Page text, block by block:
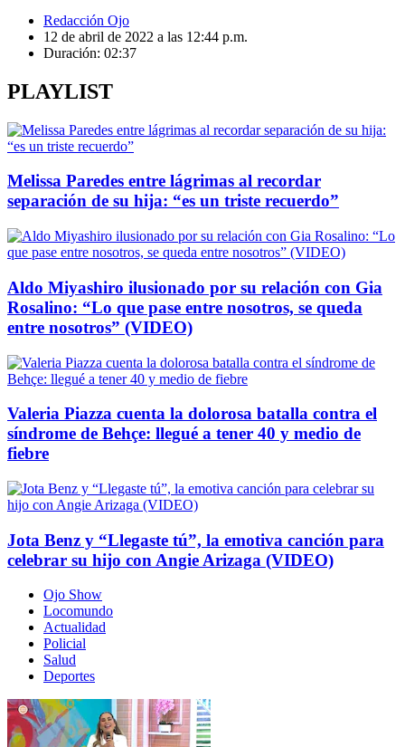
Redacción Ojo
12 de abril de 2022 a las 12:44 p.m.
Duración: 02:37
PLAYLIST
Melissa Paredes entre lágrimas al recordar
separación de su hija: “es un triste recuerdo”
Aldo Miyashiro ilusionado por su relación con Gia
Rosalino: “Lo que pase entre nosotros, se queda
entre nosotros” (VIDEO)
Valeria Piazza cuenta la dolorosa batalla contra el
síndrome de Behçe: llegué a tener 40 y medio de
fiebre
Jota Benz y “Llegaste tú”, la emotiva canción para
celebrar su hijo con Angie Arizaga (VIDEO)
Ojo Show
Locomundo
Actualidad
Policial
Salud
Deportes